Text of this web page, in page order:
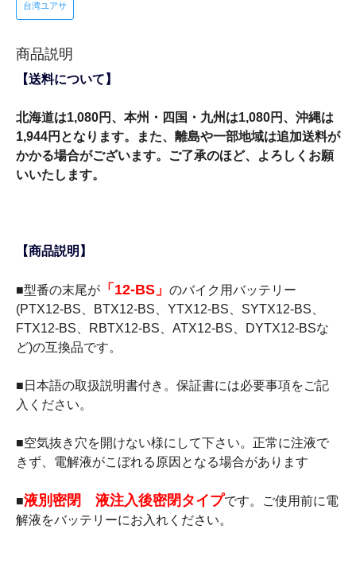
台湾ユアサ
商品説明
【送料について】
北海道は1,080円、本州・四国・九州は1,080円、沖縄は
1,944円となります。また、離島や一部地域は追加送料が
かかる場合がございます。ご了承のほど、よろしくお願
いいたします。
【商品説明】
■型番の末尾が 「12-BS」 のバイク用バッテリー
(PTX12-BS、BTX12-BS、YTX12-BS、SYTX12-BS、
FTX12-BS、RBTX12-BS、ATX12-BS、DYTX12-BSな
ど)の互換品です。
■日本語の取扱説明書付き。保証書には必要事項をご記
入ください。
■空気抜き穴を開けない様にして下さい。正常に注液で
きず、電解液がこぼれる原因となる場合があります
■液別密閉 液注入後密閉タイプです。ご使用前に電
解液をバッテリーにお入れください。